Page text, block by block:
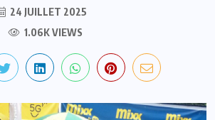
24 JUILLET 2025
1.06K VIEWS